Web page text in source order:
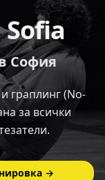
Sofia
София
граплинг (No-
за всички
→